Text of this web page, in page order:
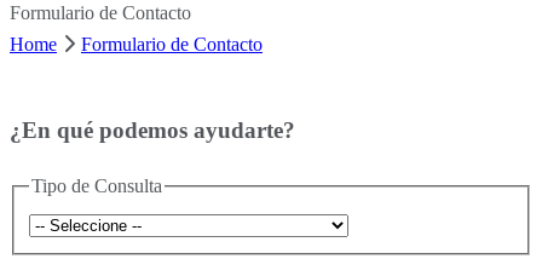
Formulario de Contacto
Home
Formulario de Contacto
¿En qué podemos ayudarte?
Tipo de Consulta